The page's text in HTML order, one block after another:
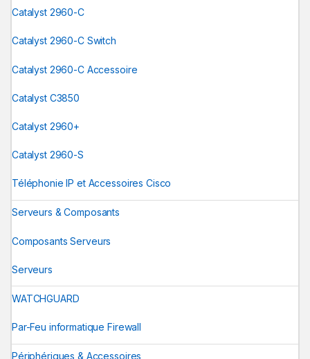
Catalyst 2960-C
Catalyst 2960-C Switch
Catalyst 2960-C Accessoire
Catalyst C3850
Catalyst 2960+
Catalyst 2960-S
Téléphonie IP et Accessoires Cisco
Serveurs & Composants
Composants Serveurs
Serveurs
WATCHGUARD
Par-Feu informatique Firewall
Périphériques & Accessoires